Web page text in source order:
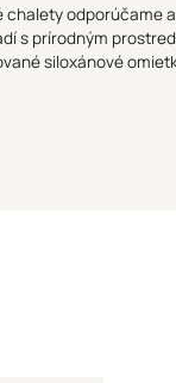
chalety odporúčame
s prírodným
siloxánové